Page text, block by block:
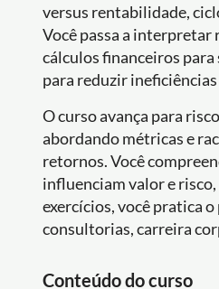
versus rentabilidade,
Você passa a
cálculos financeiros
para reduzir
O curso avança para
abordando métricas e
retornos. Você
influenciam valor e
exercícios, você pratica
consultorias, carreira
Conteúdo do curso